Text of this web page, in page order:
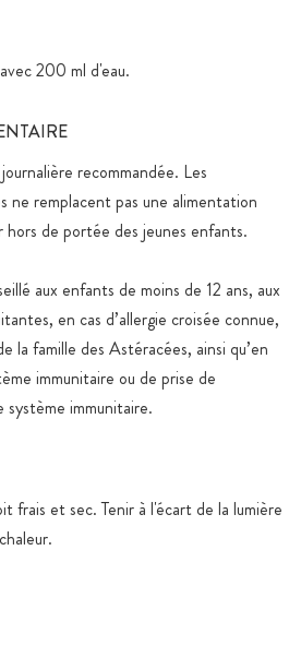
200 ml d'eau.
recommandée. Les
ne remplacent pas une alimentation
hors de portée des jeunes enfants.
aux enfants de moins de 12 ans, aux
en cas d’allergie croisée connue,
la famille des Astéracées, ainsi qu’en
immunitaire ou de prise de
immunitaire.
frais et sec. Tenir à l'écart de la lumière